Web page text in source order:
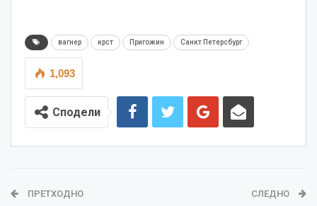
вагнер крст Пригожин Санкт Петерсбург
1,093
Сподели
ПРЕТХОДНО СЛЕДНО